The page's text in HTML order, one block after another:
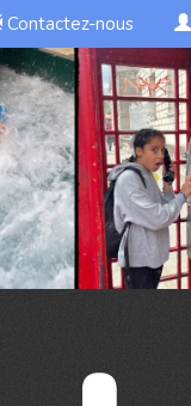
Contactez-nous